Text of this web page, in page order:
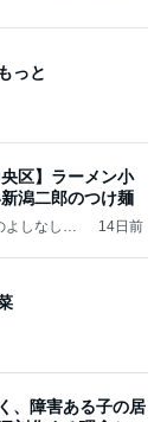
っと
区】ラーメン小
潟二郎のつけ麺
しなしご
14日前
、障害ある子の居